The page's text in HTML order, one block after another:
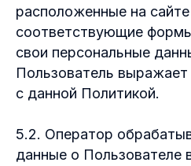
расположенные на сайте
соответствующие
свои персональные
Пользователь выражает
с данной Политикой.
5.2. Оператор
данные о Пользователе